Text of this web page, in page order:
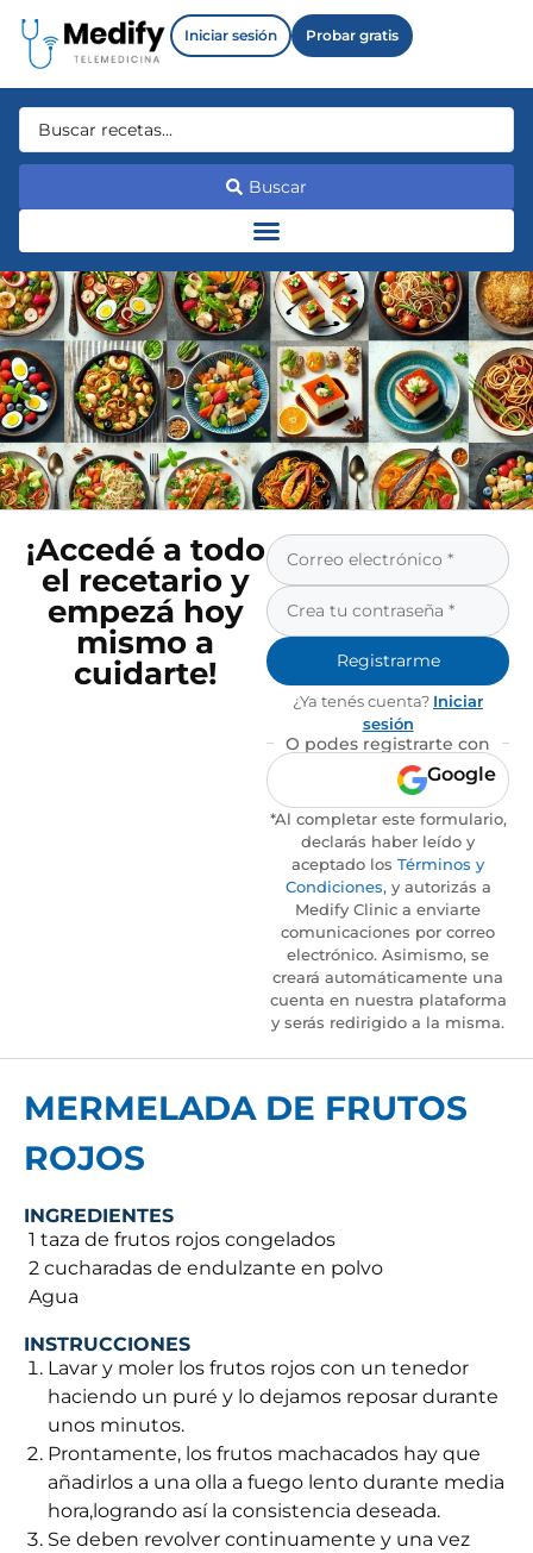
Iniciar sesión Probar gratis
Buscar
¡Accedé a todo
el recetario y
empezá hoy
mismo a
cuidarte!
Registrarme
¿Ya tenés cuenta? Iniciar
sesión
O podes registrarte con
Google
*Al completar este formulario,
declarás haber leído y
aceptado los Términos y
Condiciones, y autorizás a
Medify Clinic a enviarte
comunicaciones por correo
electrónico. Asimismo, se
creará automáticamente una
cuenta en nuestra plataforma
y serás redirigido a la misma.
MERMELADA DE FRUTOS
ROJOS
INGREDIENTES
 1 taza de frutos rojos congelados
 2 cucharadas de endulzante en polvo
 Agua
INSTRUCCIONES
Lavar y moler los frutos rojos con un tenedor
haciendo un puré y lo dejamos reposar durante
unos minutos.
Prontamente, los frutos machacados hay que
añadirlos a una olla a fuego lento durante media
hora,logrando así la consistencia deseada.
Se deben revolver continuamente y una vez